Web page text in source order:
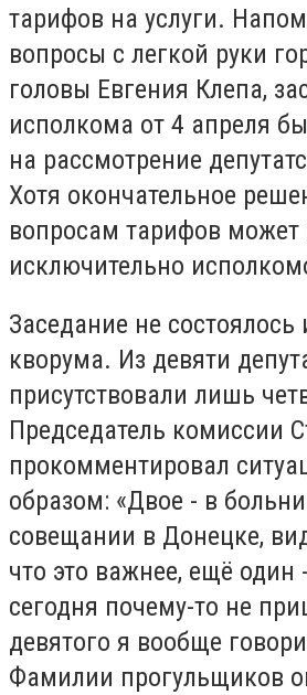
тарифов на услуги.
вопросы с легкой руки
головы Евгения Клепа,
исполкома от 4 апреля
на рассмотрение
Хотя окончательное
вопросам тарифов может
исключительно
Заседание не состоялось
кворума. Из девяти
присутствовали лишь
Председатель комиссии
прокомментировал
образом: «Двое - в
совещании в Донецке,
что это важнее, ещё один
сегодня почему-то не
девятого я вообще
Фамилии прогульщиков